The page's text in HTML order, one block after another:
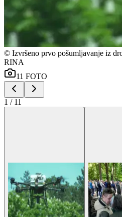
© Izvršeno prvo pošumljavanje iz
RINA
11 FOTO
1 / 11